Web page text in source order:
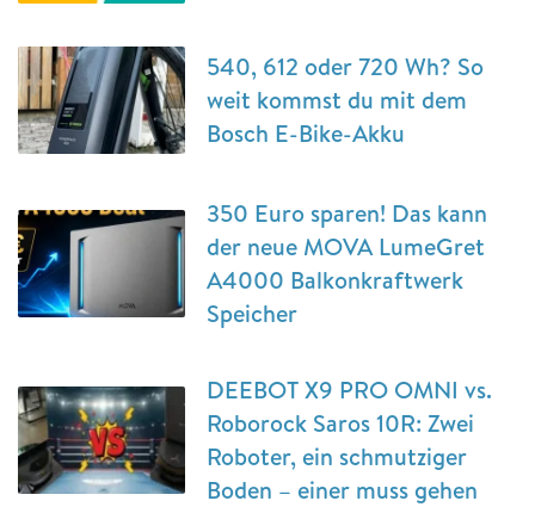
540, 612 oder 720 Wh? So
weit kommst du mit dem
Bosch E-Bike-Akku
350 Euro sparen! Das kann
der neue MOVA LumeGret
A4000 Balkonkraftwerk
Speicher
DEEBOT X9 PRO OMNI vs.
Roborock Saros 10R: Zwei
Roboter, ein schmutziger
Boden – einer muss gehen